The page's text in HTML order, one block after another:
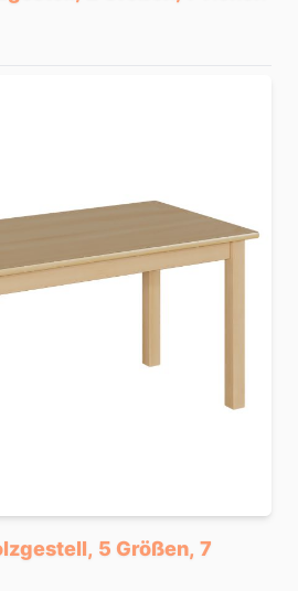
5 Größen, 7